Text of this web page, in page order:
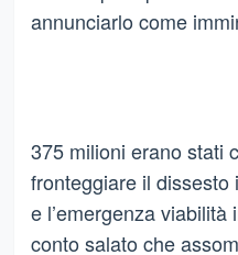
annunciarlo come
375 milioni erano stati
fronteggiare il dissesto
e l’emergenza viabilità
conto salato che